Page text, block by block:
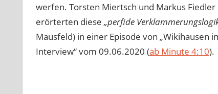
werfen. Torsten Miertsch und Markus Fiedler
erörterten diese „perfide
Mausfeld) in einer Episode von „Wikihausen
Interview“ vom 09.06.2020 (ab Minute 4:10).